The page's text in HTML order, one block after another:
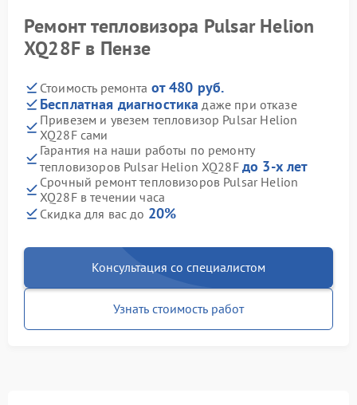
Ремонт тепловизора Pulsar Helion
XQ28F в Пензе
Стоимость ремонта от 480 руб.
Бесплатная диагностика даже при отказе
Привезем и увезем тепловизор Pulsar Helion
XQ28F сами
Гарантия на наши работы по ремонту
тепловизоров Pulsar Helion XQ28F до 3-х лет
Срочный ремонт тепловизоров Pulsar Helion
XQ28F в течении часа
Скидка для вас до 20%
Консультация со специалистом
Узнать стоимость работ